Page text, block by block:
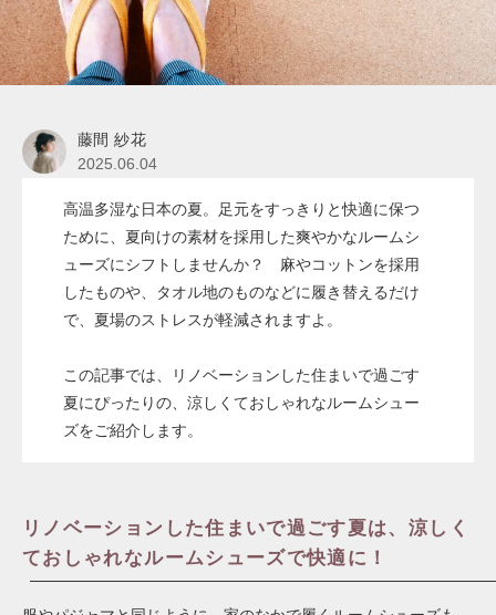
藤間 紗花
2025.06.04
高温多湿な日本の夏。足元をすっきりと快適に保つ
ために、夏向けの素材を採用した爽やかなルームシ
ューズにシフトしませんか？ 麻やコットンを採用
したものや、タオル地のものなどに履き替えるだけ
で、夏場のストレスが軽減されますよ。
この記事では、リノベーションした住まいで過ごす
夏にぴったりの、涼しくておしゃれなルームシュー
ズをご紹介します。
リノベーションした住まいで過ごす夏は、涼しく
ておしゃれなルームシューズで快適に！